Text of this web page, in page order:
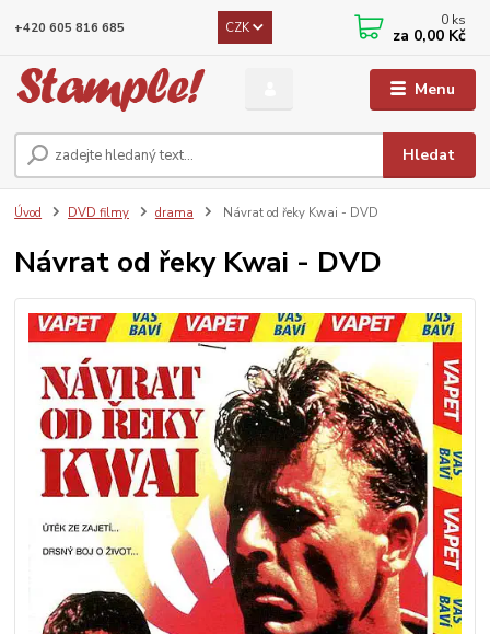
Menu
CZK
Hledat
+420 605 816 685 0 ks
za 0,00 Kč
Úvod DVD filmy drama Návrat od řeky Kwai - DVD
Návrat od řeky Kwai - DVD